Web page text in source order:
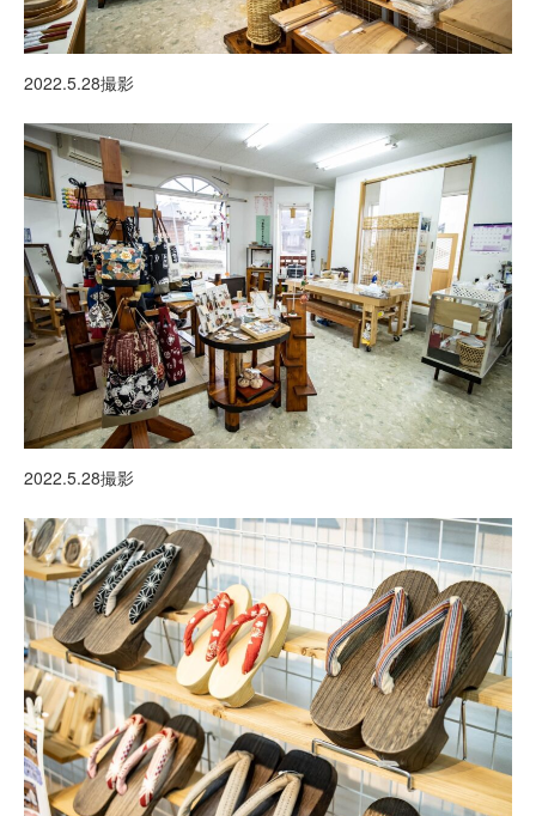
2022.5.28撮影
2022.5.28撮影